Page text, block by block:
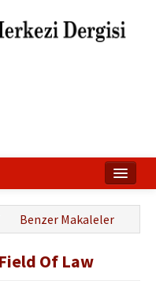
Benzer Makaleler
Of Law